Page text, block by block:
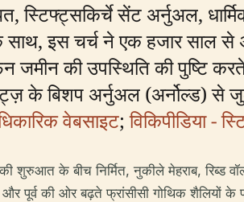
सेंट अर्नुअल,
इस चर्च ने एक हजार साल
जमीन की उपस्थिति की पुष्टि
के बिशप अर्नुअल (अर्नोल्ड) से
वेबसाइट;विकिपीडिया -
शुरुआत के बीच निर्मित, नुकीले मेहराब, रिब्ड
पूर्व की ओर बढ़ते फ्रांसीसी गोथिक शैलियों के